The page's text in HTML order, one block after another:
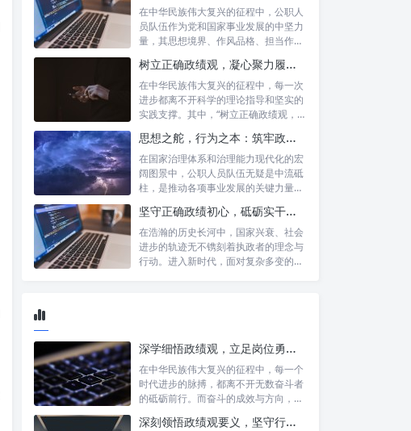
在中华民族伟大复兴的征程中，公职人
员队伍作为党和国家事业发展的中坚力
量，其思想境界、作风品格、担当作为
树立正确政绩观，凝心聚力履职尽责：新时代下的治理智慧与实践路径
在中华民族伟大复兴的征程中，每一次
进步都离不开科学的理论指导和坚实的
实践支撑。其中，“树立正确政绩观，凝
思想之舵，行为之本：筑牢政绩观根基，永葆公职人员本色
在国家治理体系和治理能力现代化的宏
阔图景中，公职人员队伍无疑是中流砥
柱，是推动各项事业发展的关键力量。
坚守正确政绩初心，砥砺实干担当精神：新时代高质量发展的核心引擎
在浩瀚的历史长河中，国家兴衰、社会
进步的轨迹无不镌刻着执政者的理念与
行动。进入新时代，面对复杂多变的国
深学细悟政绩观，立足岗位勇争先：新时代奋斗者的思想指引与实践航标
在中华民族伟大复兴的征程中，每一个
时代进步的脉搏，都离不开无数奋斗者
的砥砺前行。而奋斗的成效与方向，又
深刻领悟政绩观要义，坚守行政事业初心：新时代公仆的责任与担当